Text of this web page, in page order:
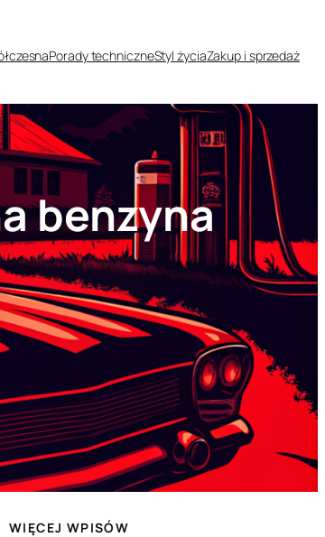
Porady techniczneStyl życiaZakup i sprzedaż
benzyna
WIĘCEJ WPISÓW